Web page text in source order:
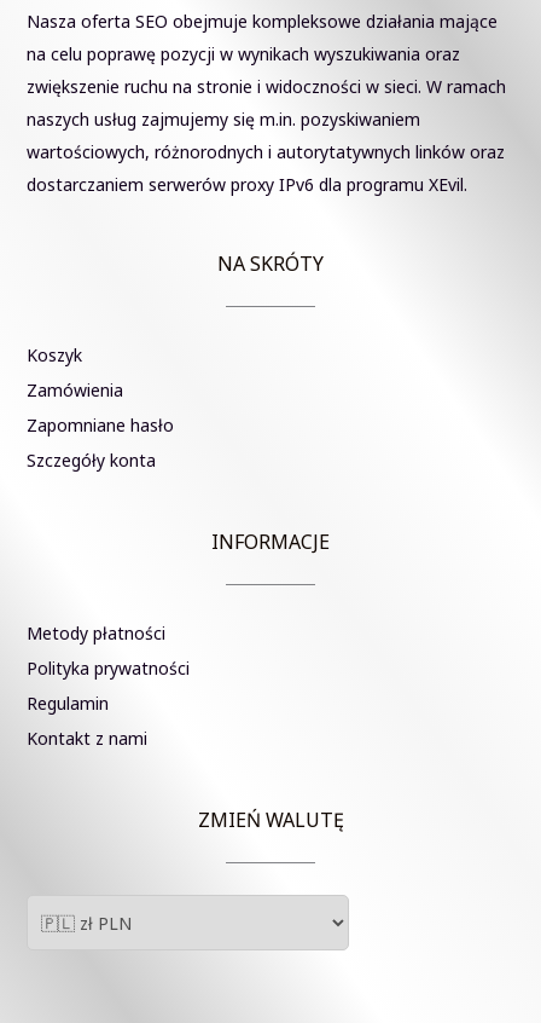
Nasza oferta SEO obejmuje kompleksowe działania mające
na celu poprawę pozycji w wynikach wyszukiwania oraz
zwiększenie ruchu na stronie i widoczności w sieci. W ramach
naszych usług zajmujemy się m.in. pozyskiwaniem
wartościowych, różnorodnych i autorytatywnych linków oraz
dostarczaniem serwerów proxy IPv6 dla programu XEvil.
NA SKRÓTY
Koszyk
Zamówienia
Zapomniane hasło
Szczegóły konta
INFORMACJE
Metody płatności
Polityka prywatności
Regulamin
Kontakt z nami
ZMIEŃ WALUTĘ